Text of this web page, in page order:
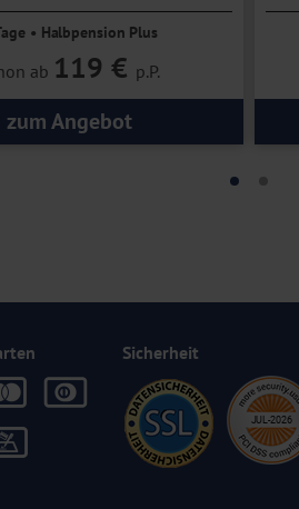
• Halbpension Plus
ab 119 € p.P.
zum Angebot
Sicherheit